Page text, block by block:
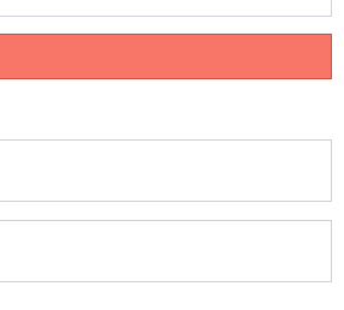
2026년 08월 07일(금)
2026년 08월 07일(금)